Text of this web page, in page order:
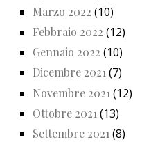
Marzo 2022 (10)
Febbraio 2022 (12)
Gennaio 2022 (10)
Dicembre 2021(7)
Novembre 2021 (12)
Ottobre 2021 (13)
Settembre 2021 (8)